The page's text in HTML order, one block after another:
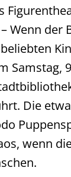
Wenn der
Samstag,
Die
wenn